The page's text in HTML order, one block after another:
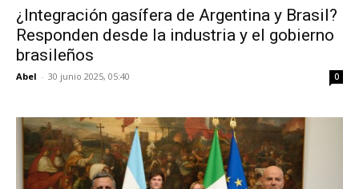
¿Integración gasífera de Argentina y Brasil?
Responden desde la industria y el gobierno
brasileños
Abel - 30 junio 2025, 05:40 0